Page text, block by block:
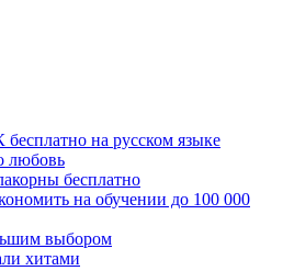
на русском языке
любовь
бесплатно
на обучении до 100 000
выбором
хитами